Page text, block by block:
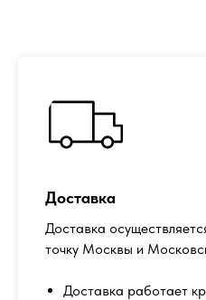
Доставка
Доставка
точку Москвы и
Доставка работает